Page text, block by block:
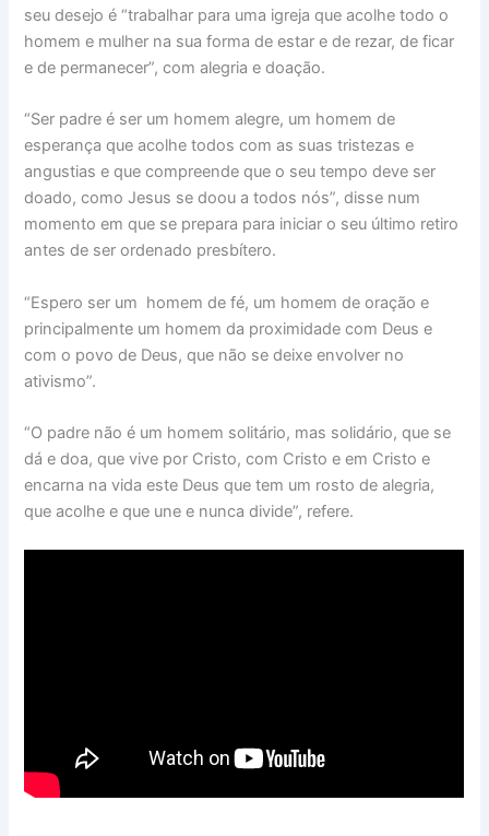
seu desejo é “trabalhar para uma igreja que acolhe todo o
homem e mulher na sua forma de estar e de rezar, de ficar
e de permanecer”, com alegria e doação.
“Ser padre é ser um homem alegre, um homem de
esperança que acolhe todos com as suas tristezas e
angustias e que compreende que o seu tempo deve ser
doado, como Jesus se doou a todos nós”, disse num
momento em que se prepara para iniciar o seu último retiro
antes de ser ordenado presbítero.
“Espero ser um homem de fé, um homem de oração e
principalmente um homem da proximidade com Deus e
com o povo de Deus, que não se deixe envolver no
ativismo”.
“O padre não é um homem solitário, mas solidário, que se
dá e doa, que vive por Cristo, com Cristo e em Cristo e
encarna na vida este Deus que tem um rosto de alegria,
que acolhe e que une e nunca divide”, refere.